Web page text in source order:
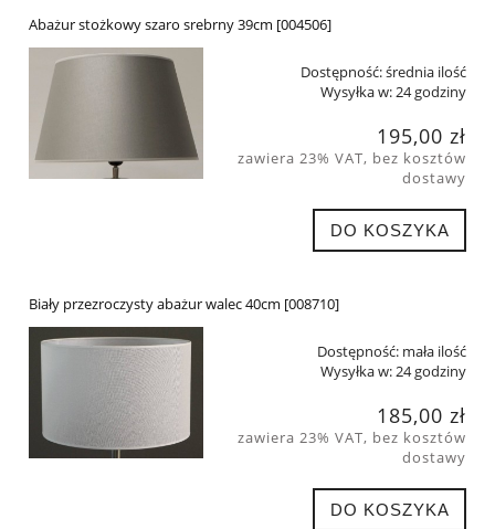
Abażur stożkowy szaro srebrny 39cm [004506]
Dostępność:średnia ilość
Wysyłka w:24 godziny
195,00 zł
zawiera 23% VAT, bez kosztów
dostawy
DO KOSZYKA
Biały przezroczysty abażur walec 40cm [008710]
Dostępność: mała ilość
Wysyłka w:24 godziny
185,00 zł
zawiera 23% VAT, bez kosztów
dostawy
DO KOSZYKA